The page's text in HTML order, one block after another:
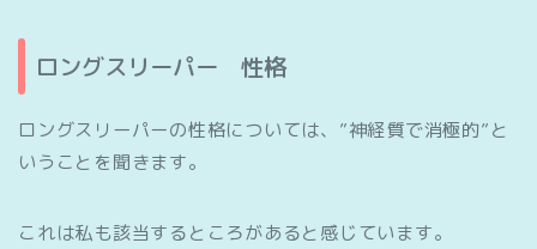
ロングスリーパー 性格
ロングスリーパーの性格については、”神経質で消極的”と
いうことを聞きます。
これは私も該当するところがあると感じています。